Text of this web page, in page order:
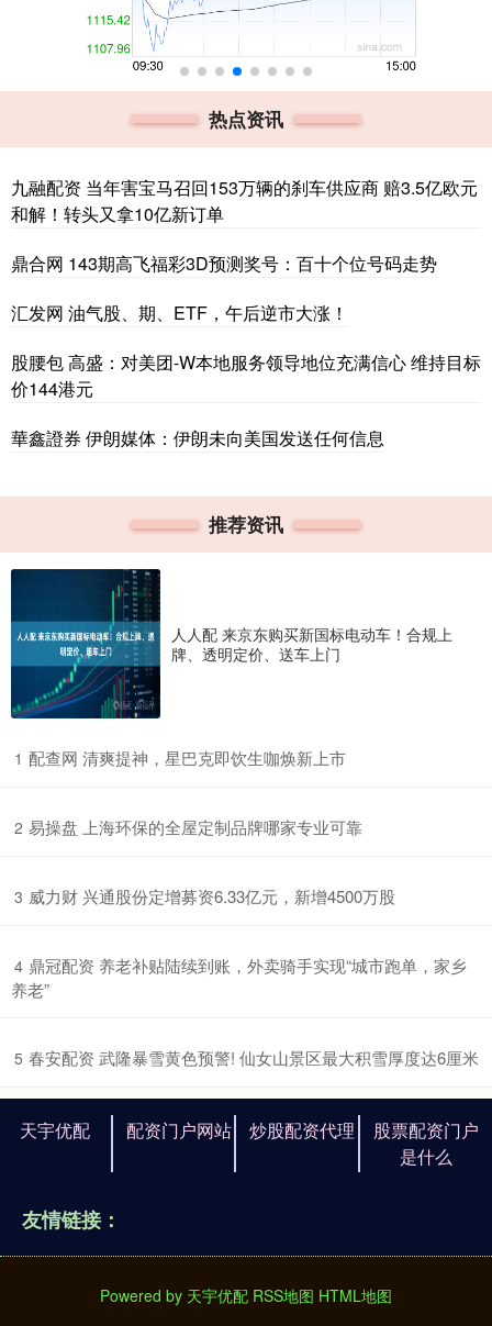
热点资讯
九融配资 当年害宝马召回153万辆的刹车供应商 赔3.5亿欧元
和解！转头又拿10亿新订单
鼎合网 143期高飞福彩3D预测奖号：百十个位号码走势
汇发网 油气股、期、ETF，午后逆市大涨！
股腰包 高盛：对美团-W本地服务领导地位充满信心 维持目标
价144港元
華鑫證券 伊朗媒体：伊朗未向美国发送任何信息
推荐资讯
人人配 来京东购买新国标电动车！合规上
牌、透明定价、送车上门
1 ​配查网 清爽提神，星巴克即饮生咖焕新上市
2 ​易操盘 上海环保的全屋定制品牌哪家专业可靠
3 ​威力财 兴通股份定增募资6.33亿元，新增4500万股
4 ​鼎冠配资 养老补贴陆续到账，外卖骑手实现“城市跑单，家乡
养老”
5 ​春安配资 武隆暴雪黄色预警! 仙女山景区最大积雪厚度达6厘米
天宇优配 配资门户网站 炒股配资代理
股票配资门户
是什么
友情链接：
Powered by 天宇优配 RSS地图 HTML地图